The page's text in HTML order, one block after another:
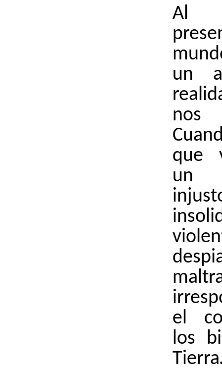
Al
un
nos
que
un
el
los